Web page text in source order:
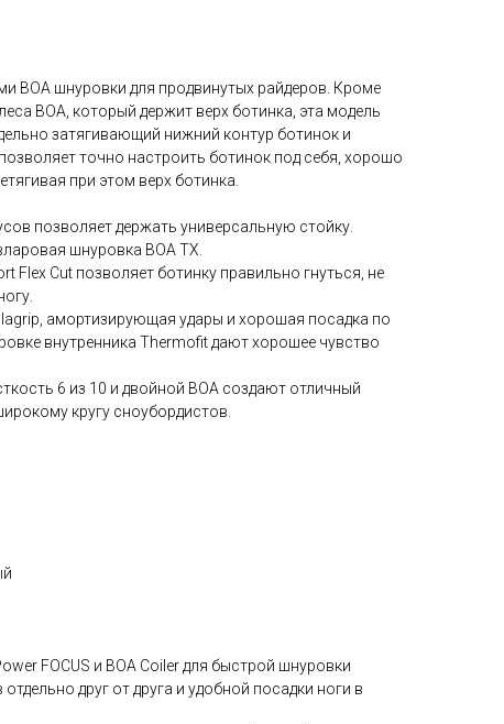
BOA шнуровки для продвинутых райдеров. Кроме
BOA, который держит верх ботинка, эта модель
затягивающий нижний контур ботинок и
точно настроить ботинок под себя, хорошо
при этом верх ботинка.
позволяет держать универсальную стойку.
шнуровка BOA TX.
Flex Cut позволяет ботинку правильно гнуться, не
амортизирующая удары и хорошая посадка по
внутренника Thermofit дают хорошее чувство
6 из 10 и двойной BOA создают отличный
кругу сноубордистов.
FOCUS и BOA Coiler для быстрой шнуровки
друг от друга и удобной посадки ноги в